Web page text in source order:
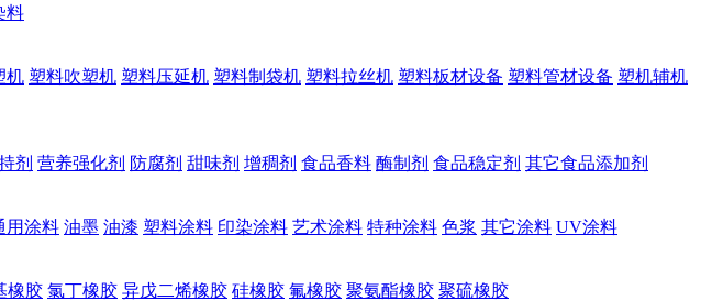
料
机 塑料吹塑机 塑料压延机 塑料制袋机 塑料拉丝机 塑料板材设备 塑料管材设备 塑机辅机
剂 营养强化剂 防腐剂 甜味剂 增稠剂 食品香料 酶制剂 食品稳定剂 其它食品添加剂
用涂料 油墨 油漆 塑料涂料 印染涂料 艺术涂料 特种涂料 色浆 其它涂料 UV涂料
橡胶 氯丁橡胶 异戊二烯橡胶 硅橡胶 氟橡胶 聚氨酯橡胶 聚硫橡胶